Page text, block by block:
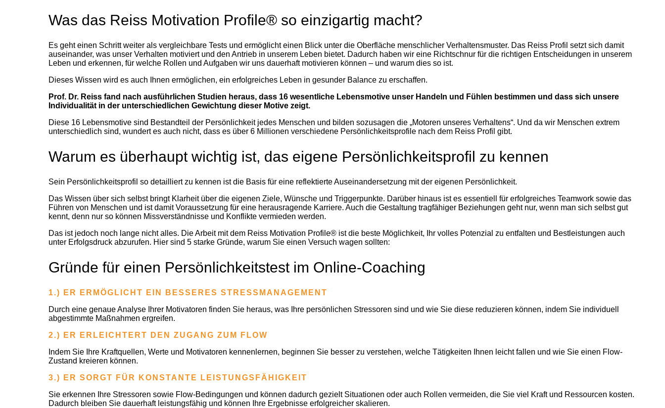
Was das Reiss Motivation Profile® so einzigartig macht?
Es geht einen Schritt weiter als vergleichbare Tests und ermöglicht einen Blick unter die Oberfläche menschlicher Verhaltensmuster. Das Reiss Profil setzt sich damit
auseinander, was unser Verhalten motiviert und den Antrieb in unserem Leben bietet. Dadurch haben wir eine Richtschnur für die richtigen Entscheidungen in unserem
Leben und erkennen, für welche Rollen und Aufgaben wir uns dauerhaft motivieren können – und warum dies so ist.
Dieses Wissen wird es auch Ihnen ermöglichen, ein erfolgreiches Leben in gesunder Balance zu erschaffen.
Prof. Dr. Reiss fand nach ausführlichen Studien heraus, dass 16 wesentliche Lebensmotive unser Handeln und Fühlen bestimmen und dass sich unsere
Individualität in der unterschiedlichen Gewichtung dieser Motive zeigt.
Diese 16 Lebensmotive sind Bestandteil der Persönlichkeit jedes Menschen und bilden sozusagen die „Motoren unseres Verhaltens“. Und da wir Menschen extrem
unterschiedlich sind, wundert es auch nicht, dass es über 6 Millionen verschiedene Persönlichkeitsprofile nach dem Reiss Profil gibt.
Warum es überhaupt wichtig ist, das eigene Persönlichkeitsprofil zu kennen
Sein Persönlichkeitsprofil so detailliert zu kennen ist die Basis für eine reflektierte Auseinandersetzung mit der eigenen Persönlichkeit.
Das Wissen über sich selbst bringt Klarheit über die eigenen Ziele, Wünsche und Triggerpunkte. Darüber hinaus ist es essentiell für erfolgreiches Teamwork sowie das
Führen von Menschen und ist damit Voraussetzung für eine herausragende Karriere. Auch die Gestaltung tragfähiger Beziehungen geht nur, wenn man sich selbst gut
kennt, denn nur so können Missverständnisse und Konflikte vermieden werden.
Das ist jedoch noch lange nicht alles. Die Arbeit mit dem Reiss Motivation Profile® ist die beste Möglichkeit, Ihr volles Potenzial zu entfalten und Bestleistungen auch
unter Erfolgsdruck abzurufen. Hier sind 5 starke Gründe, warum Sie einen Versuch wagen sollten:
Gründe für einen Persönlichkeitstest im Online-Coaching
1.) ER ERMÖGLICHT EIN BESSERES STRESSMANAGEMENT
Durch eine genaue Analyse Ihrer Motivatoren finden Sie heraus, was Ihre persönlichen Stressoren sind und wie Sie diese reduzieren können, indem Sie individuell
abgestimmte Maßnahmen ergreifen.
2.) ER ERLEICHTERT DEN ZUGANG ZUM FLOW
Indem Sie Ihre Kraftquellen, Werte und Motivatoren kennenlernen, beginnen Sie besser zu verstehen, welche Tätigkeiten Ihnen leicht fallen und wie Sie einen Flow-
Zustand kreieren können.
3.) ER SORGT FÜR KONSTANTE LEISTUNGSFÄHIGKEIT
Sie erkennen Ihre Stressoren sowie Flow-Bedingungen und können dadurch gezielt Situationen oder auch Rollen vermeiden, die Sie viel Kraft und Ressourcen kosten.
Dadurch bleiben Sie dauerhaft leistungsfähig und können Ihre Ergebnisse erfolgreicher skalieren.